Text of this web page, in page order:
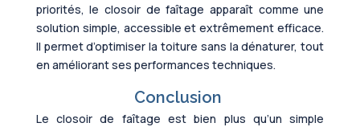
priorités, le closoir de faîtage apparaît comme une
solution simple, accessible et extrêmement efficace.
Il permet d’optimiser la toiture sans la dénaturer, tout
en améliorant ses performances techniques.
Conclusion
Le closoir de faîtage est bien plus qu’un simple